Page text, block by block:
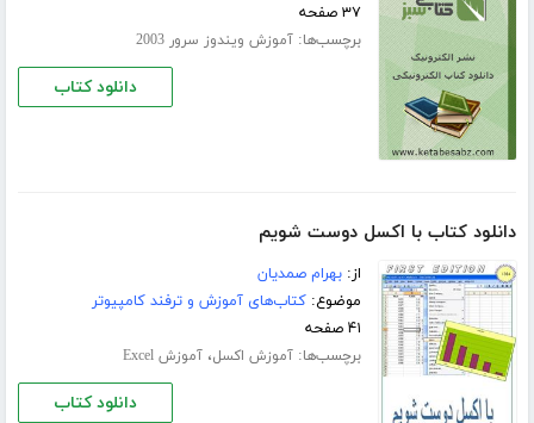
۳۷ صفحه
برچسب‌ها:آموزش ویندوز سرور 2003
دانلود کتاب
دانلود کتاب با اکسل دوست شویم
از:بهرام صمدیان
موضوع:کتاب‌های آموزش و ترفند کامپیوتر
۴۱ صفحه
برچسب‌ها:آموزش اکسل،آموزش Excel
دانلود کتاب